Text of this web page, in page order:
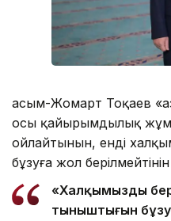
Қасым-Жомарт Тоқаев
осы қайырымдылық
ойлайтынын, енді
бұзуға жол берілмейтінін
«Халқымыздың
тыныштығын